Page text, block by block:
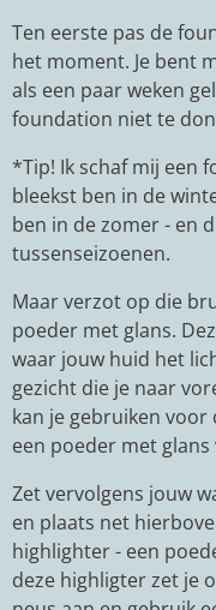
Ten eerste pas de
het moment. Je bent
als een paar weken
foundation niet te
*Tip! Ik schaf mij een
bleekst ben in de
ben in de zomer - en
tussenseizoenen.
Maar verzot op die
poeder met glans.
waar jouw huid het
gezicht die je naar
kan je gebruiken
een poeder met glans
Zet vervolgens jouw
en plaats net
highlighter - een
deze highligter zet je